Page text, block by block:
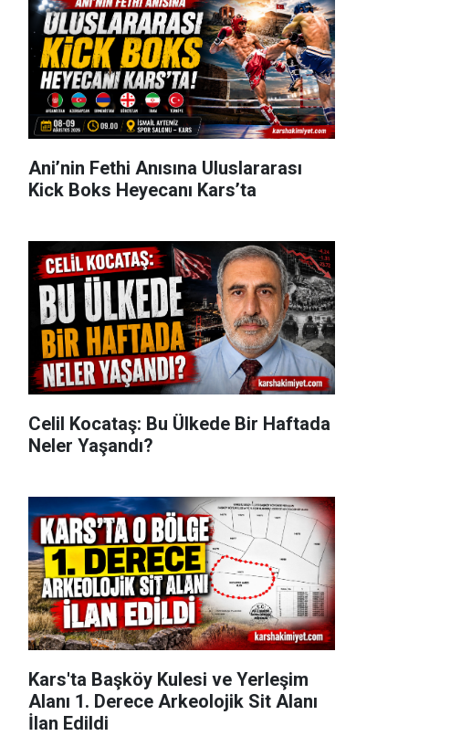
Ani’nin Fethi Anısına Uluslararası
Kick Boks Heyecanı Kars’ta
Celil Kocataş: Bu Ülkede Bir Haftada
Neler Yaşandı?
Kars'ta Başköy Kulesi ve Yerleşim
Alanı 1. Derece Arkeolojik Sit Alanı
İlan Edildi